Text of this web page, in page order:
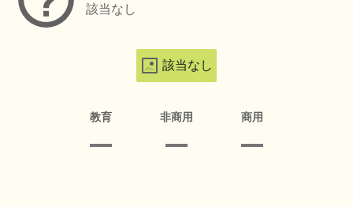
該当なし
該当なし
教育 非商用 商用